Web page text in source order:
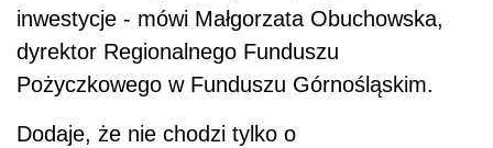
inwestycje - mówi Małgorzata Obuchowska,
dyrektor Regionalnego Funduszu
Pożyczkowego w Funduszu Górnośląskim.
Dodaje, że nie chodzi tylko o